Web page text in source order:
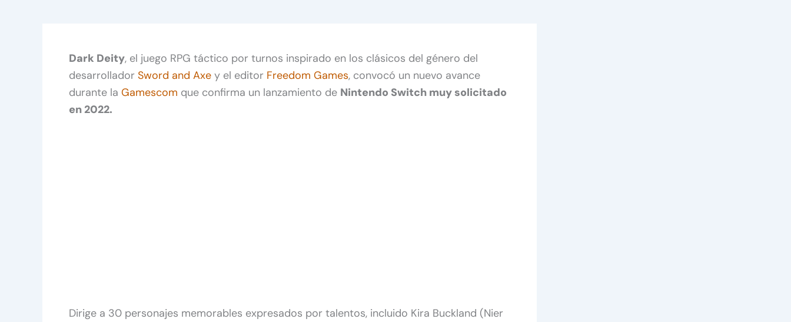
Dark Deity, el juego RPG táctico por turnos inspirado en los clásicos del género del
desarrollador Sword and Axe y el editor Freedom Games, convocó un nuevo avance
durante la Gamescom que confirma un lanzamiento de Nintendo Switch muy solicitado
en 2022.
Dirige a 30 personajes memorables expresados ​​por talentos, incluido Kira Buckland (Nier